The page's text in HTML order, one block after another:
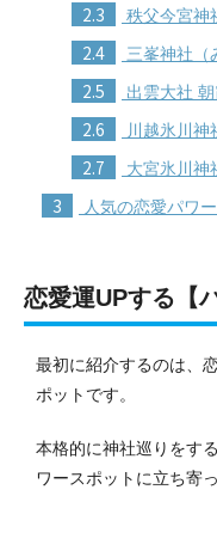
2.3 秩父今宮神
2.4 三峯神社（
2.5 出雲大社
2.6 川越氷川神
2.7 大宮氷川神
3 人気の恋愛パワ
恋愛運UPする【
最初に紹介するのは、
ポットです。
本格的に神社巡りをす
ワースポットに立ち寄